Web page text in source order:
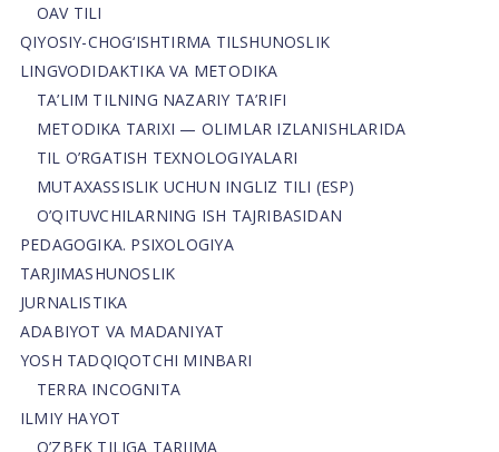
OAV TILI
QIYOSIY-CHOG‘ISHTIRMA TILSHUNOSLIK
LINGVODIDAKTIKA VA METODIKA
TA’LIM TILNING NAZARIY TA’RIFI
METODIKA TARIXI — OLIMLAR IZLANISHLARIDA
TIL O’RGATISH TEXNOLOGIYALARI
MUTAXASSISLIK UCHUN INGLIZ TILI (ESP)
O’QITUVCHILARNING ISH TAJRIBASIDAN
PEDAGOGIKA. PSIXOLOGIYA
TARJIMASHUNOSLIK
JURNALISTIKA
ADABIYOT VA MADANIYAT
YOSH TADQIQOTCHI MINBARI
TERRA INCOGNITA
ILMIY HAYOT
O’ZBEK TILIGA TARJIMA